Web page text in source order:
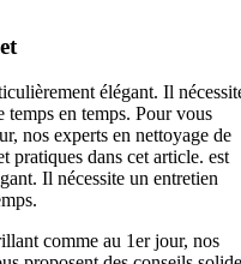
élégant. Il
temps en temps. Pour vous
nos experts en nettoyage de
pratiques dans cet article. est
Il nécessite un entretien
comme au 1er jour, nos